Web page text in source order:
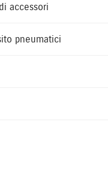
accessori
pneumatici